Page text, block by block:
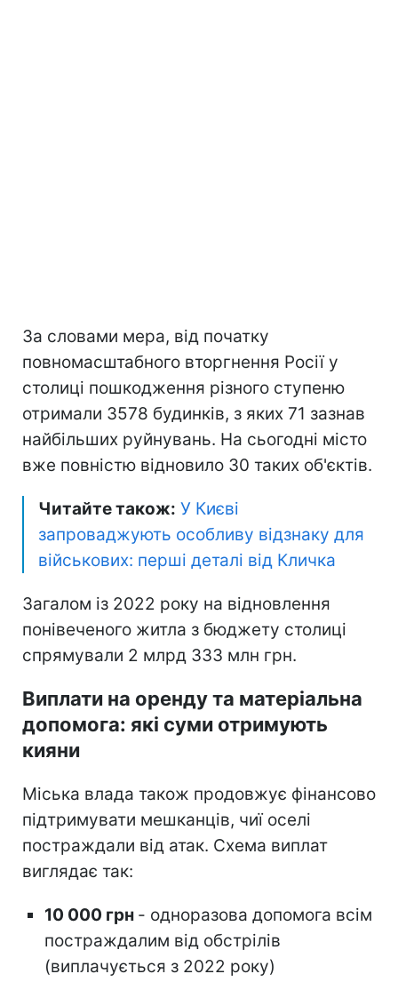
За словами мера, від початку
повномасштабного вторгнення Росії у
столиці пошкодження різного ступеню
отримали 3578 будинків, з яких 71 зазнав
найбільших руйнувань. На сьогодні місто
вже повністю відновило 30 таких об'єктів.
Читайте також: У Києві
запроваджують особливу відзнаку для
військових: перші деталі від Кличка
Загалом із 2022 року на відновлення
понівеченого житла з бюджету столиці
спрямували 2 млрд 333 млн грн.
Виплати на оренду та матеріальна
допомога: які суми отримують
кияни
Міська влада також продовжує фінансово
підтримувати мешканців, чиї оселі
постраждали від атак. Схема виплат
виглядає так:
10 000 грн - одноразова допомога всім
постраждалим від обстрілів
(виплачується з 2022 року)